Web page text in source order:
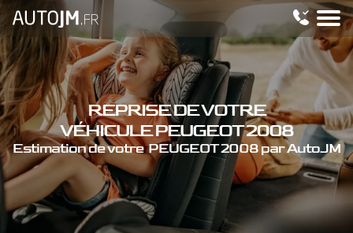
REPRISE DE VOTRE
VÉHICULE PEUGEOT 2008
Estimation de votre PEUGEOT 2008 par AutoJM